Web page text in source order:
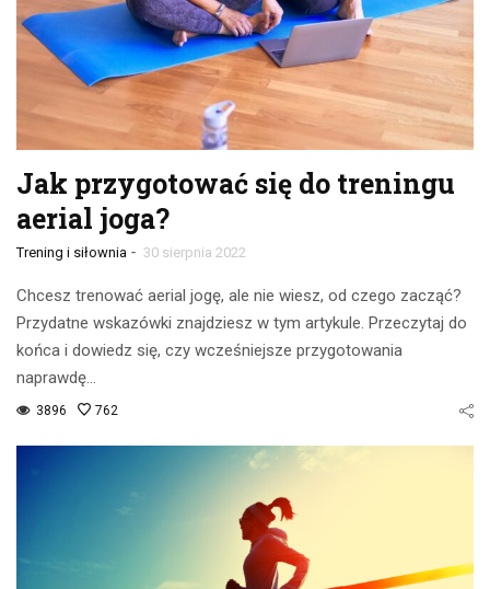
Jak przygotować się do treningu
aerial joga?
Trening i siłownia - 30 sierpnia 2022
Chcesz trenować aerial jogę, ale nie wiesz, od czego zacząć?
Przydatne wskazówki znajdziesz w tym artykule. Przeczytaj do
końca i dowiedz się, czy wcześniejsze przygotowania
naprawdę…
3896 762